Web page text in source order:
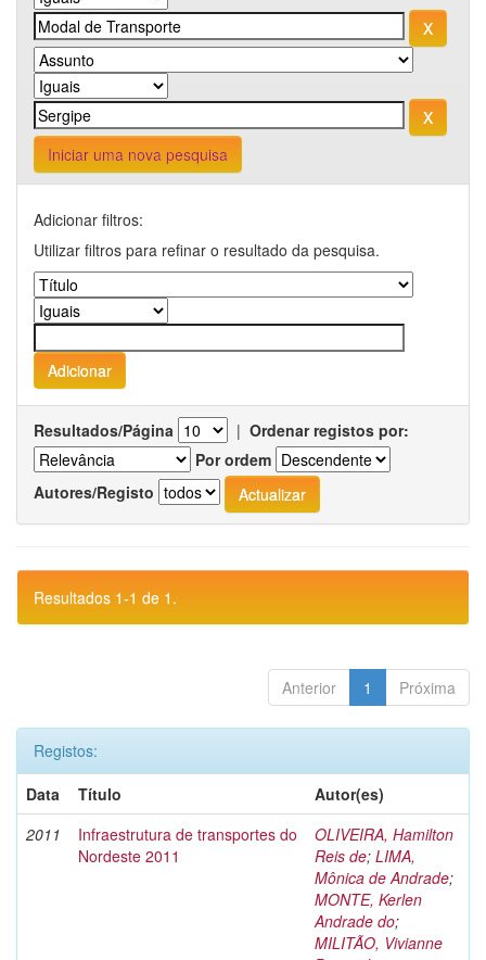
Iniciar uma nova pesquisa
Adicionar filtros:
Utilizar filtros para refinar o resultado da pesquisa.
Resultados/Página | Ordenar registos por:
Por ordem
Autores/Registo
Resultados 1-1 de 1.
Anterior 1 Próxima
Registos:
Data
Título
Autor(es)
2011
Infraestrutura de transportes do
Nordeste 2011
OLIVEIRA, Hamilton
Reis de; LIMA,
Mônica de Andrade;
MONTE, Kerlen
Andrade do;
MILITÃO, Vivianne